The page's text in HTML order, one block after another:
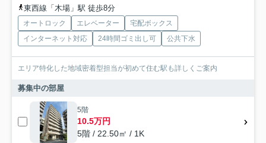
東西線「木場」駅 徒歩8分
オートロック エレベーター
宅配ボックス
インターネット対応
24時間ゴミ出し可 公共下水
エリア特化した地域密着型担当が初めて住む駅も詳しくご案内
募集中の部屋
5階
10.5万円
5階 / 22.50㎡ / 1K